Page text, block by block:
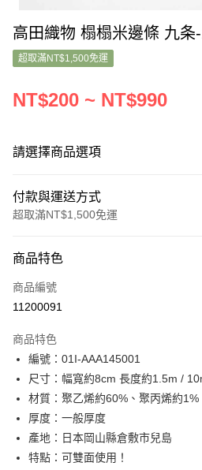
高田織物 榻榻米邊條
超取滿NT$1,500免運
NT$200 ~ NT$990
請選擇商品選項
付款與運送方式
超取滿NT$1,500免運
信用卡一次付款
超商取貨付款
Apple Pay
街口支付
Google Pay
大哥付你分期
相關說明
商品特色
商品編號
11200091
商品特色
編號：01I-AAA145001
尺寸：幅寬約8cm 長度約1.5m /
材質：聚乙烯約60%、聚丙烯約
厚度：一般厚度
產地：日本岡山縣倉敷市兒島
特點：可雙面使用！